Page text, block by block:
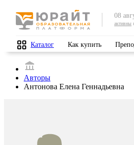
08
активны
Каталог Как купить
Авторы
Антонова Елена Геннадьевна